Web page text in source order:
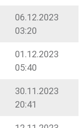
06.12.2023
03:20
01.12.2023
05:40
30.11.2023
20:41